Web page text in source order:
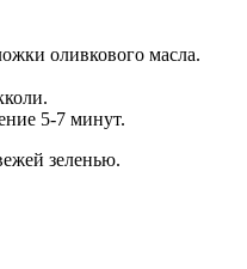
оливкового масла.
5-7 минут.
зеленью.